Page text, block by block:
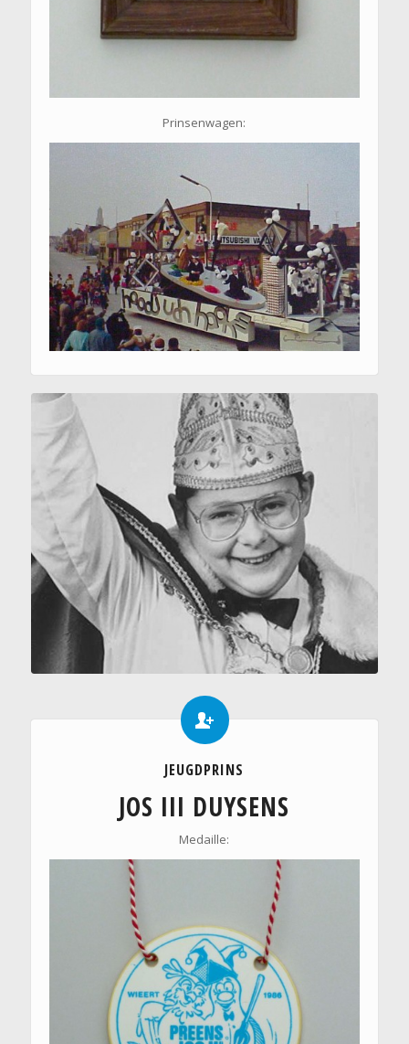
Prinsenwagen:
JEUGDPRINS
JOS III DUYSENS
Medaille: